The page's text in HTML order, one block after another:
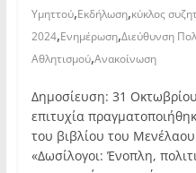
Υμηττού,Εκδήλωση,κύκλος
2024,Ενημέρωση,Διεύθυνση
Αθλητισμού,Ανακοίνωση
Δημοσίευση: 31
επιτυχία
του βιβλίου του
«Δωσίλογοι: Ένοπλη,